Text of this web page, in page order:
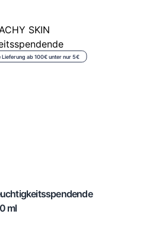
Lieferung ab 100€ unter nur 5€
ml